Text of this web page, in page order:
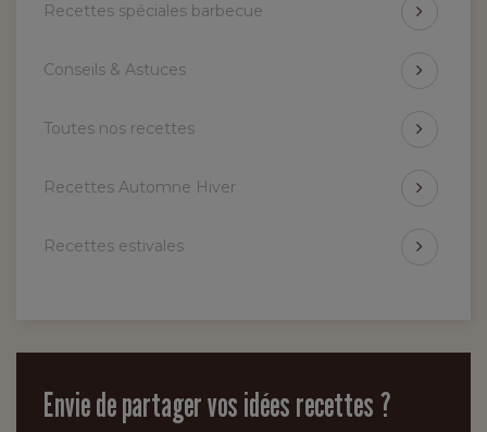
Recettes spéciales barbecue
Conseils & Astuces
Toutes nos recettes
Recettes Automne Hiver
Recettes estivales
Envie de partager vos idées recettes ?